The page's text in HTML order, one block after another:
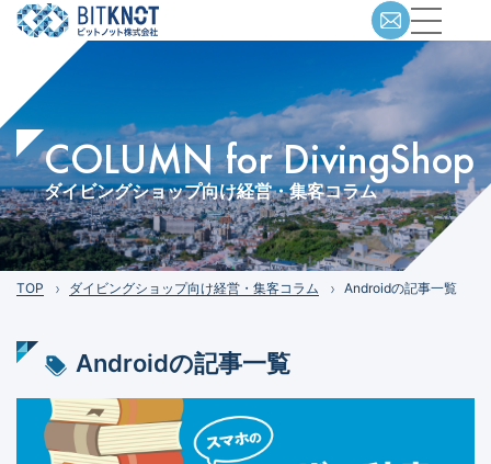
COLUMN for DivingShop
ダイビングショップ向け経営・集客コラム
TOP ダイビングショップ向け経営・集客コラム Androidの記事一覧
Androidの記事一覧